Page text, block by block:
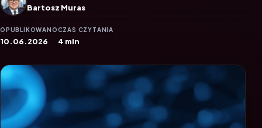
Bartosz Muras
OPUBLIKOWANO
10.06.2026
CZAS CZYTANIA
4 min